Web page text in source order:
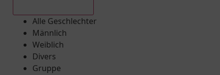
Alle Geschlechter
Männlich
Weiblich
Divers
Gruppe